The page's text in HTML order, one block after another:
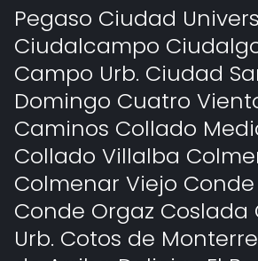
Pegaso Ciudad
Ciudalcampo
Campo Urb. Ciudad
Domingo Cuatro
Caminos Collado
Collado Villalba
Colmenar Viejo
Conde Orgaz Coslada
Urb. Cotos de